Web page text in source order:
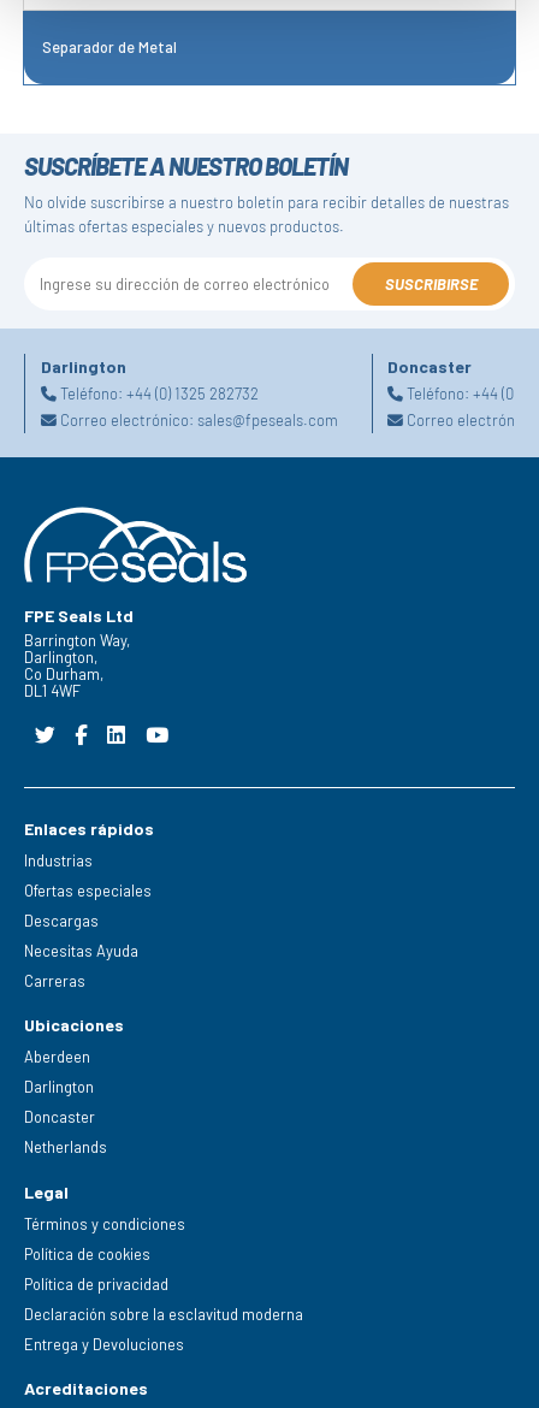
Separador de Metal
SUSCRÍBETE A NUESTRO BOLETÍN
No olvide suscribirse a nuestro boletín para recibir detalles de nuestras
últimas ofertas especiales y nuevos productos.
SUSCRIBIRSE
Darlington
Teléfono: +44 (0) 1325 282732
Correo electrónico: sales@fpeseals.com
Doncaster
Teléfono:+44 (0)
Correo
FPE Seals Ltd
Barrington Way,
Darlington,
Co Durham,
DL1 4WF
Enlaces rápidos
Industrias
Ofertas especiales
Descargas
Necesitas Ayuda
Carreras
Ubicaciones
Aberdeen
Darlington
Doncaster
Netherlands
Legal
Términos y condiciones
Política de cookies
Política de privacidad
Declaración sobre la esclavitud moderna
Entrega y Devoluciones
Acreditaciones